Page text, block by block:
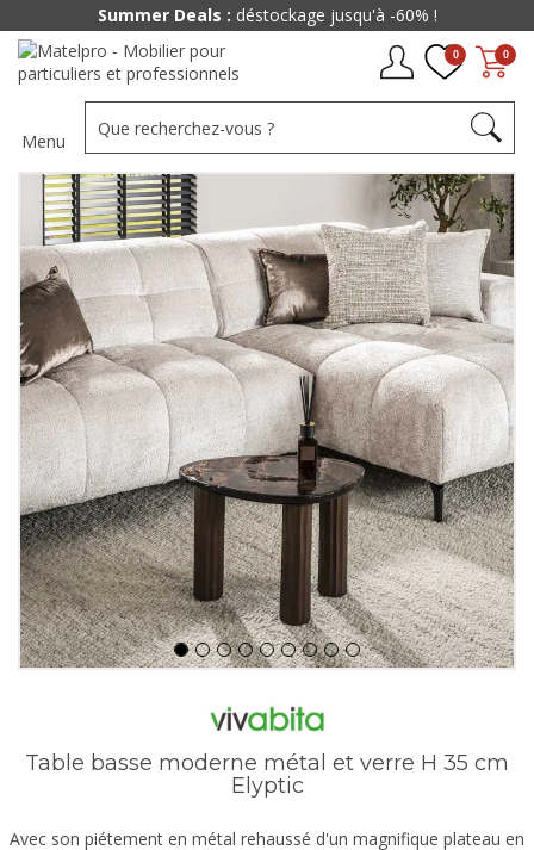
0
0
Menu
Table basse moderne métal et verre H 35 cm
Elyptic
Avec son piétement en métal rehaussé d'un magnifique plateau en
Summer Deals : déstockage jusqu'à -60% !